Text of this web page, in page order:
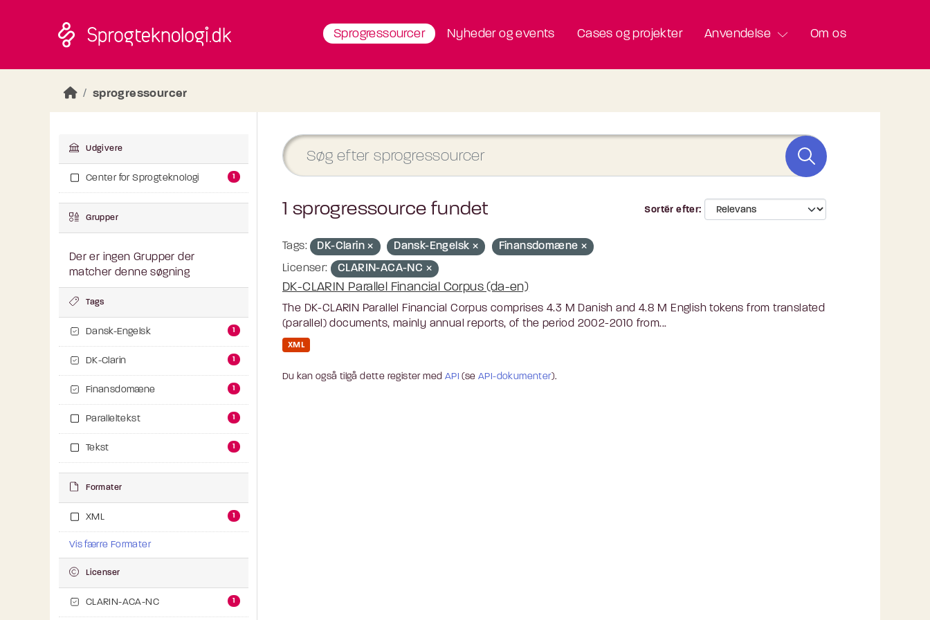
Sprogressourcer Nyheder og events Cases og projekter Anvendelse Om os
sprogressourcer
Udgivere
Center for Sprogteknologi 1
Grupper
Der er ingen Grupper der
matcher denne søgning
Tags
Dansk-Engelsk 1
DK-Clarin 1
Finansdomæne 1
Paralleltekst 1
Tekst 1
Formater
XML 1
Vis færre Formater
Licenser
CLARIN-ACA-NC 1
Sortér efter
1 sprogressource fundet
Tags: DK-Clarin Dansk-Engelsk
Finansdomæne
Licenser:
CLARIN-ACA-NC
DK-CLARIN Parallel Financial Corpus (da-en)
The DK-CLARIN Parallel Financial Corpus comprises 4.3 M Danish and 4.8 M English tokens from translated
(parallel) documents, mainly annual reports, of the period 2002-2010 from...
XML
Du kan også tilgå dette register med API (seAPI-dokumenter).